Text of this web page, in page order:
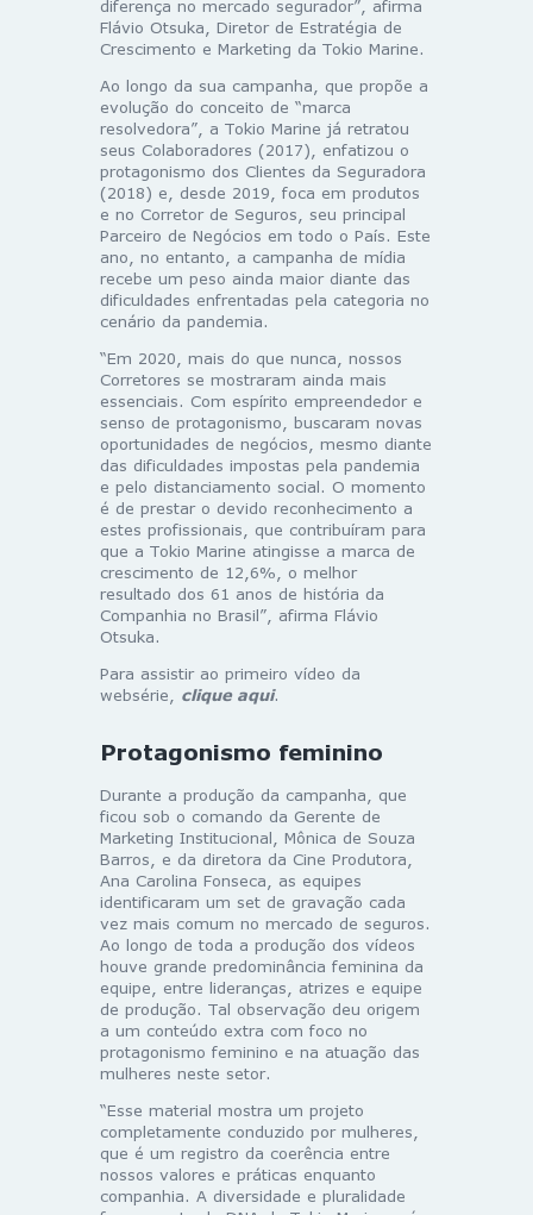
diferença no mercado segurador”, afirma
Flávio Otsuka, Diretor de Estratégia de
Crescimento e Marketing da Tokio Marine.
Ao longo da sua campanha, que propõe a
evolução do conceito de “marca
resolvedora”, a Tokio Marine já retratou
seus Colaboradores (2017), enfatizou o
protagonismo dos Clientes da Seguradora
(2018) e, desde 2019, foca em produtos
e no Corretor de Seguros, seu principal
Parceiro de Negócios em todo o País. Este
ano, no entanto, a campanha de mídia
recebe um peso ainda maior diante das
dificuldades enfrentadas pela categoria no
cenário da pandemia.
“Em 2020, mais do que nunca, nossos
Corretores se mostraram ainda mais
essenciais. Com espírito empreendedor e
senso de protagonismo, buscaram novas
oportunidades de negócios, mesmo diante
das dificuldades impostas pela pandemia
e pelo distanciamento social. O momento
é de prestar o devido reconhecimento a
estes profissionais, que contribuíram para
que a Tokio Marine atingisse a marca de
crescimento de 12,6%, o melhor
resultado dos 61 anos de história da
Companhia no Brasil”, afirma Flávio
Otsuka.
Para assistir ao primeiro vídeo da
websérie, clique aqui.
Protagonismo feminino
Durante a produção da campanha, que
ficou sob o comando da Gerente de
Marketing Institucional, Mônica de Souza
Barros, e da diretora da Cine Produtora,
Ana Carolina Fonseca, as equipes
identificaram um set de gravação cada
vez mais comum no mercado de seguros.
Ao longo de toda a produção dos vídeos
houve grande predominância feminina da
equipe, entre lideranças, atrizes e equipe
de produção. Tal observação deu origem
a um conteúdo extra com foco no
protagonismo feminino e na atuação das
mulheres neste setor.
“Esse material mostra um projeto
completamente conduzido por mulheres,
que é um registro da coerência entre
nossos valores e práticas enquanto
companhia. A diversidade e pluralidade